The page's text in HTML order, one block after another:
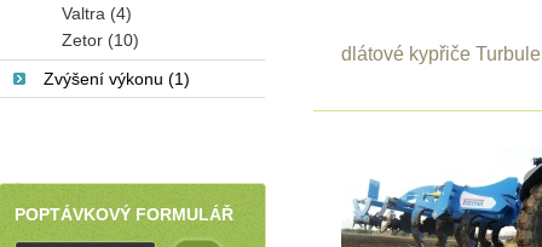
dlátové kypřiče
Valtra (4)
Zetor (10)
Zvýšení výkonu (1)
POPTÁVKOVÝ FORMULÁŘ